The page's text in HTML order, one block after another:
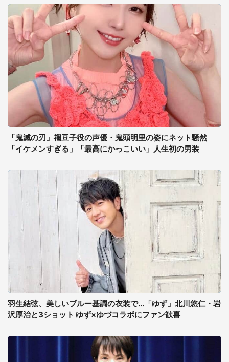
「鬼滅の刃」禰豆子役の声優・鬼頭明里の姿にネット騒然
「イケメンすぎる」「最高にかっこいい」人生初の男装
羽生結弦、美しいブルー基調の衣装で...「ゆず」北川悠仁・岩
沢厚治と3ショット ゆず×ゆづコラボにファン歓喜